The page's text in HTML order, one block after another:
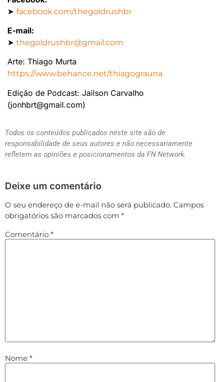
➤ facebook.com/thegoldrushbr
E-mail:
➤ thegoldrushbr@gmail.com
Arte: Thiago Murta
https://www.behance.net/thiagograuna
Edição de Podcast: Jailson Carvalho
(jonhbrt@gmail.com)
Todos os conteúdos publicados neste site são de
responsabilidade de seus autores e não necessariamente
refletem as opiniões e posicionamentos da FN Network.
Deixe um comentário
O seu endereço de e-mail não será publicado. Campos
obrigatórios são marcados com *
Comentário *
Nome *